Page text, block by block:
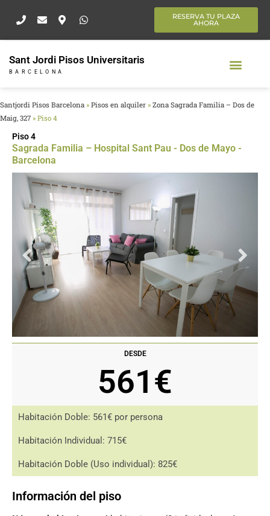
RESERVA TU PLAZA
AHORA
Sant Jordi Pisos Universitaris
BARCELONA
Santjordi Pisos Barcelona » Pisos en alquiler » Zona Sagrada Familia – Dos de
Maig, 327 » Piso 4
Piso 4
Sagrada Familia – Hospital Sant Pau - Dos de Mayo -
Barcelona
DESDE
561€
Habitación Doble: 561€ por persona
Habitación Individual: 715€
Habitación Doble (Uso individual): 825€
Información del piso